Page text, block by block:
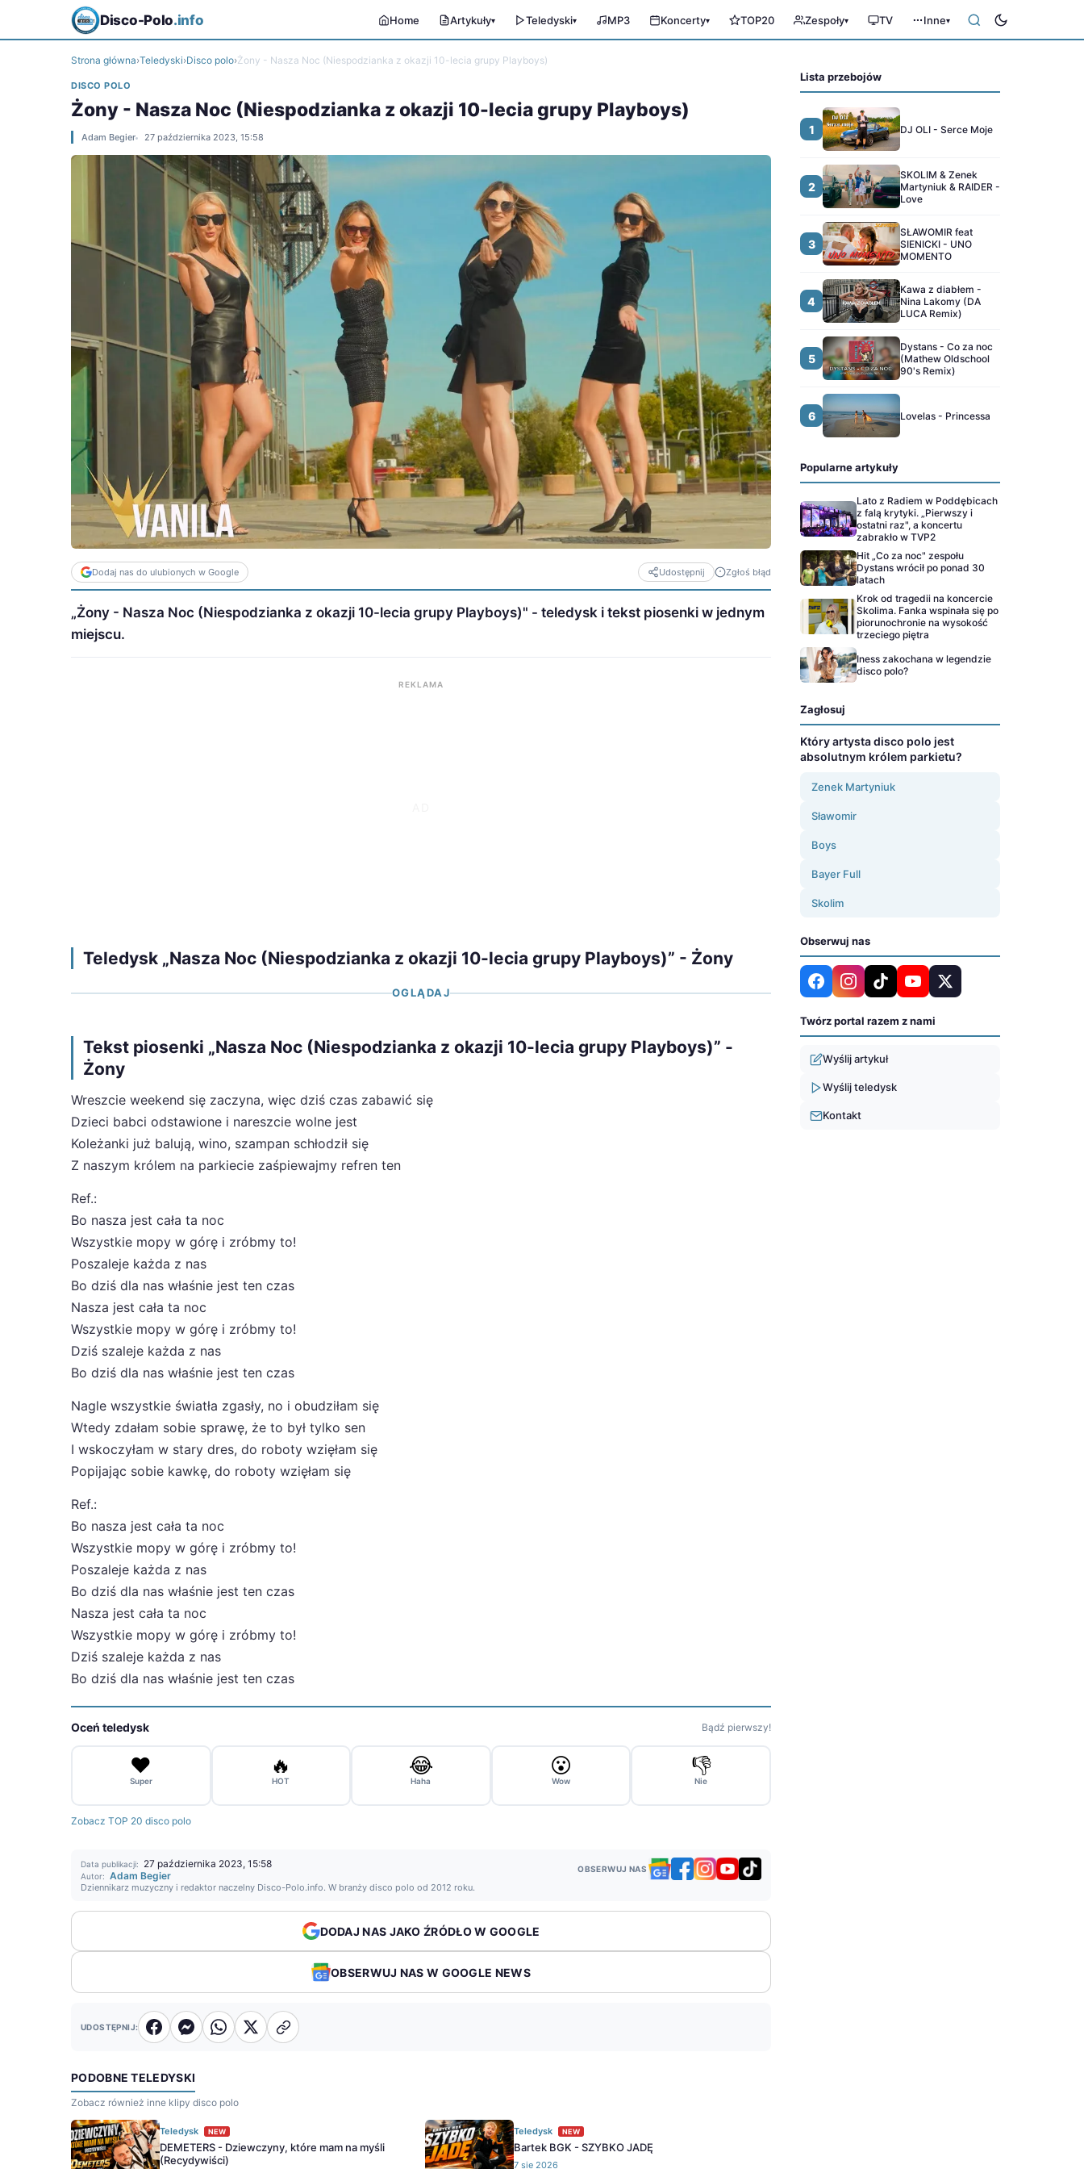
Disco-Polo.info Home Artykuły▾ Teledyski▾ MP3 Koncerty▾ TOP20 Zespoły▾ TV Inne▾
Strona główna›Teledyski›Disco polo›Żony - Nasza Noc (Niespodzianka z okazji 10-lecia grupy Playboys)
DISCO POLO
Żony - Nasza Noc (Niespodzianka z okazji 10-lecia grupy Playboys)
Adam Begier 27 października 2023, 15:58
Dodaj nas do ulubionych w Google Udostępnij Zgłoś błąd
„Żony - Nasza Noc (Niespodzianka z okazji 10-lecia grupy Playboys)" - teledysk i tekst piosenki w jednym
miejscu.
REKLAMA
Teledysk „Nasza Noc (Niespodzianka z okazji 10-lecia grupy Playboys)” - Żony
OGLĄDAJ
Tekst piosenki „Nasza Noc (Niespodzianka z okazji 10-lecia grupy Playboys)” -
Żony
Wreszcie weekend się zaczyna, więc dziś czas zabawić się
Dzieci babci odstawione i nareszcie wolne jest
Koleżanki już balują, wino, szampan schłodził się
Z naszym królem na parkiecie zaśpiewajmy refren ten
Ref.:
Bo nasza jest cała ta noc
Wszystkie mopy w górę i zróbmy to!
Poszaleje każda z nas
Bo dziś dla nas właśnie jest ten czas
Nasza jest cała ta noc
Wszystkie mopy w górę i zróbmy to!
Dziś szaleje każda z nas
Bo dziś dla nas właśnie jest ten czas
Nagle wszystkie światła zgasły, no i obudziłam się
Wtedy zdałam sobie sprawę, że to był tylko sen
I wskoczyłam w stary dres, do roboty wzięłam się
Popijając sobie kawkę, do roboty wzięłam się
Ref.:
Bo nasza jest cała ta noc
Wszystkie mopy w górę i zróbmy to!
Poszaleje każda z nas
Bo dziś dla nas właśnie jest ten czas
Nasza jest cała ta noc
Wszystkie mopy w górę i zróbmy to!
Dziś szaleje każda z nas
Bo dziś dla nas właśnie jest ten czas
Oceń teledysk Bądź pierwszy!
❤️
Super
🔥
HOT
😂
Haha
😮
Wow
👎
Nie
Zobacz TOP 20 disco polo
Data publikacji: 27 października 2023, 15:58
Autor: Adam Begier
Dziennikarz muzyczny i redaktor naczelny Disco-Polo.info. W branży disco polo od 2012 roku.
OBSERWUJ NAS
DODAJ NAS JAKO ŹRÓDŁO W GOOGLE
OBSERWUJ NAS W GOOGLE NEWS
UDOSTĘPNIJ:
PODOBNE TELEDYSKI
Zobacz również inne klipy disco polo
Teledysk NEW
DEMETERS - Dziewczyny, które mam na myśli
(Recydywiści)
Teledysk NEW
Bartek BGK - SZYBKO JADĘ
7 sie 2026
Lista przebojów
1 DJ OLI - Serce Moje
2
SKOLIM & Zenek
Martyniuk & RAIDER -
Love
3
SŁAWOMIR feat
SIENICKI - UNO
MOMENTO
4
Kawa z diabłem -
Nina Lakomy (DA
LUCA Remix)
5
Dystans - Co za noc
(Mathew Oldschool
90's Remix)
6 Lovelas - Princessa
Popularne artykuły
Lato z Radiem w Poddębicach
z falą krytyki. „Pierwszy i
ostatni raz", a koncertu
zabrakło w TVP2
Hit „Co za noc" zespołu
Dystans wrócił po ponad 30
latach
Krok od tragedii na koncercie
Skolima. Fanka wspinała się po
piorunochronie na wysokość
trzeciego piętra
Iness zakochana w legendzie
disco polo?
Zagłosuj
Który artysta disco polo jest
absolutnym królem parkietu?
Zenek Martyniuk
Sławomir
Boys
Bayer Full
Skolim
Obserwuj nas
Twórz portal razem z nami
Wyślij artykuł
Wyślij teledysk
Kontakt